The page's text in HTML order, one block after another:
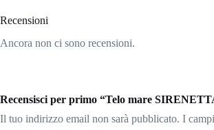
Recensioni
Ancora non ci sono recensioni.
Recensisci per primo “Telo mare
Il tuo indirizzo email non sarà pubblicato. I